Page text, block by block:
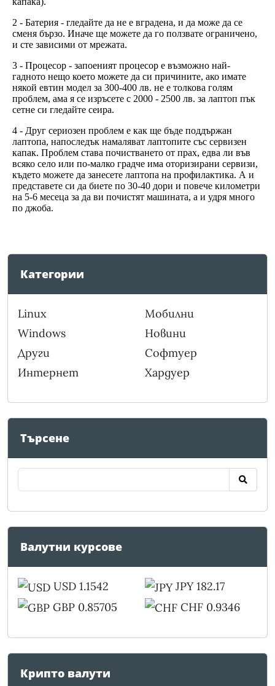
Категории
Linux
Windows
Други
Интернет
Мобилни
Новини
Софтуер
Хардуер
Търсене
Валутни курсове
USD 1.1542
GBP 0.85705
JPY 182.17
CHF 0.9346
Крипто валути